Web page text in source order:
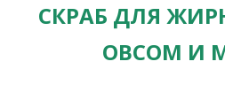
СКРАБ ДЛЯ
ОВСОМ И